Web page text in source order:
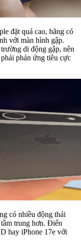
đặt quá cao, hãng có
với màn hình gập.
di động gập, nên
phản ứng tiêu cực
có nhiều động thái
trung hơn. Điển
hay iPhone 17e với